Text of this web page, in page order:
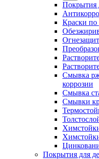
Покрытия
Краски по
Смывка
коррозии
Смывка
Смывки
Покрытия для